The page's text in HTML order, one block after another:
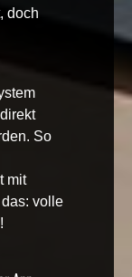
doch
So
mit
volle